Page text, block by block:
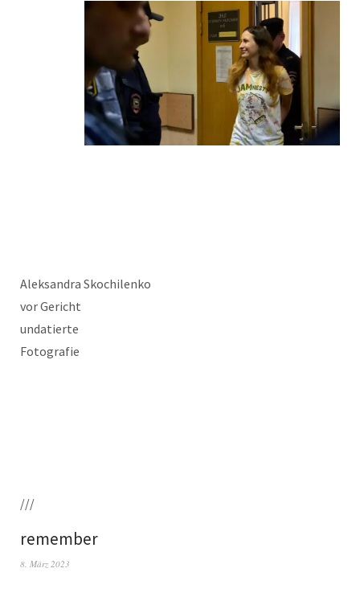
Alek­san­dra Skochilenko
vor Gericht
undatierte
Fotografie
///
remember
8. März 2023